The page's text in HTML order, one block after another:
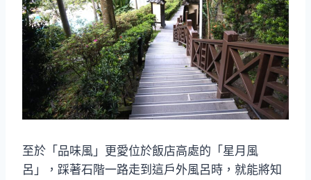
至於「品味風」更愛位於飯店高處的「星月風
呂」，踩著石階一路走到這戶外風呂時，就能將知